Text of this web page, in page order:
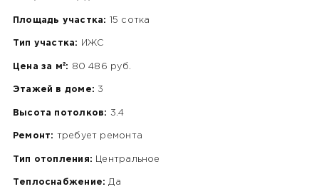
Площадь участка: 15 сотка
Тип участка: ИЖС
Цена за м²: 80 486 руб.
Этажей в доме: 3
Высота потолков: 3.4
Ремонт: требует ремонта
Тип отопления: Центральное
Теплоснабжение: Да